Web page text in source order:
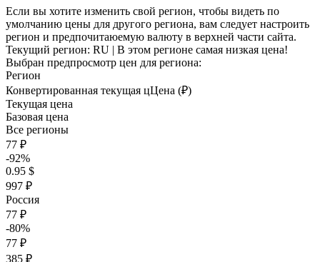
Если вы хотите изменить свой регион, чтобы видеть по
умолчанию цены для другого региона, вам следует настроить
регион и предпочитаюемую валюту в верхней части сайта.
Текущий регион: RU | В этом регионе самая низкая цена!
Выбран предпросмотр цен для региона:
Регион
Конвертированная текущая цЦена (₽)
Текущая цена
Базовая цена
Все регионы
77 ₽
-92%
0.95 $
997 ₽
Россия
77 ₽
-80%
77 ₽
385 ₽